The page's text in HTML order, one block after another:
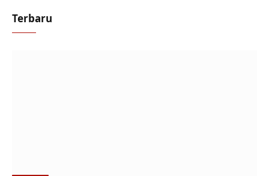
Terbaru